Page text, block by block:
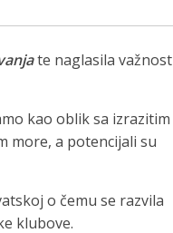
te naglasila važnost
kao oblik sa izrazitim
more, a potencijali su
o čemu se razvila
klubove.